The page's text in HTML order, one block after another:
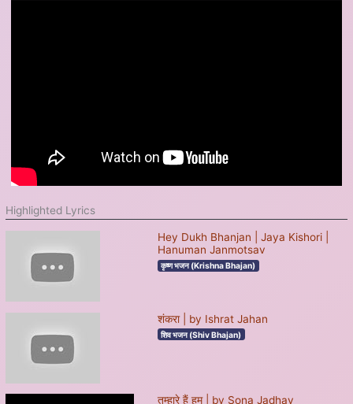
Highlighted Lyrics
Hey Dukh Bhanjan | Jaya Kishori |
Hanuman Janmotsav
कृष्ण भजन (Krishna Bhajan)
शंकरा | by Ishrat Jahan
शिव भजन (Shiv Bhajan)
तुम्हारे हैं हम | by Sona Jadhav